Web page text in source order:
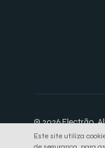
© 2026 Electrão.
Este site utiliza